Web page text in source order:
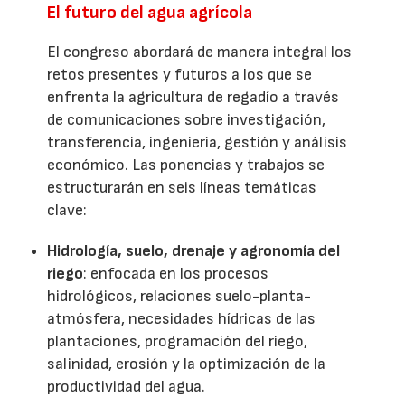
El futuro del agua agrícola
El congreso abordará de manera integral los
retos presentes y futuros a los que se
enfrenta la agricultura de regadío a través
de comunicaciones sobre investigación,
transferencia, ingeniería, gestión y análisis
económico. Las ponencias y trabajos se
estructurarán en seis líneas temáticas
clave:
Hidrología, suelo, drenaje y agronomía del
riego: enfocada en los procesos
hidrológicos, relaciones suelo-planta-
atmósfera, necesidades hídricas de las
plantaciones, programación del riego,
salinidad, erosión y la optimización de la
productividad del agua.